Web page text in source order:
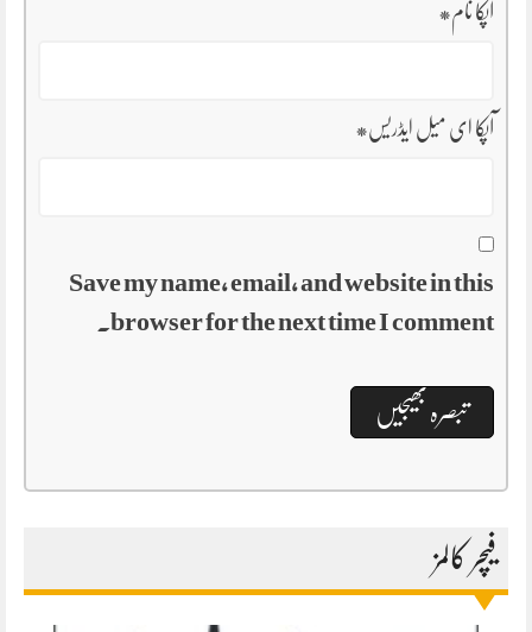
آپکا نام*
آپکا ای میل ایڈریس*
Save my name, email, and website in this
browser for the next time I comment.
فیچر کالمز